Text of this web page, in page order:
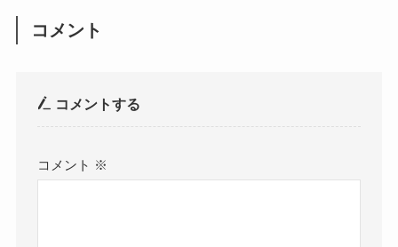
コメント
コメントする
コメント ※